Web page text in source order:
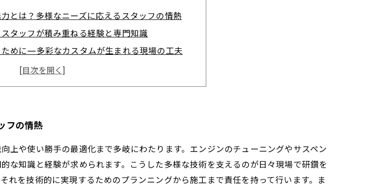
とは？多様なニーズに応えるスタッフの情熱
タッフが積み重ねる経験と専門知識
めに—多彩なカスタムが生まれる現場の工夫
のカスタム技術：個性あふれる一台の誕生秘話
にもたらす革新と未来への展望
る“技術”と“お客様の想い”をつなぐ架け橋
フの情熱
上や使い勝手の最適化まで多岐にわたります。エンジンのチューニングやサスペン
な知識と経験が求められます。こうした多様な技術を支えるのが日々現場で研鑽を
を技術的に実現するためのプランニングから施工まで責任を持って行います。ま